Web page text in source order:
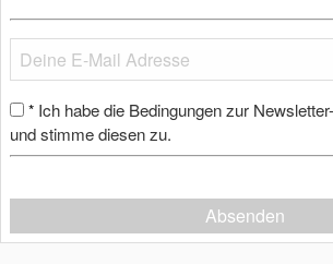
* Ich habe die Bedingungen zur
und stimme diesen zu.
Absenden